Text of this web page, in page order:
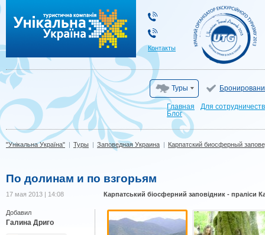
Контакты
Туры
Главная
Для
Блог
"Унікальна Україна" | Туры | Заповедная Украина | Карпатский биосферный
По долинам и по взгорьям
17 мая 2013 | 14:08 Карпатський біосферний заповідник - праліси
Добавил
Галина Дриго